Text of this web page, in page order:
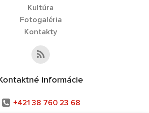
Kultúra
Fotogaléria
Kontakty
Kontaktné informácie
+421 38 760 23 68